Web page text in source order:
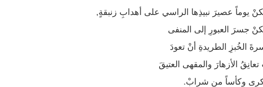
يوماً عصيرَ نبيذِها الراسي على أهدابِ زنبقةٍ,
جسرَ العبورِ إلى المنفى
الخُبزِ الطريدةِ أنْ تعودَ
الأزهارَ والمقهى العتيقَ
وكأساً من شرابْ.